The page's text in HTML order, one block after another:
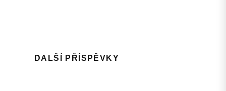
DALŠÍ PŘÍSPĚVKY